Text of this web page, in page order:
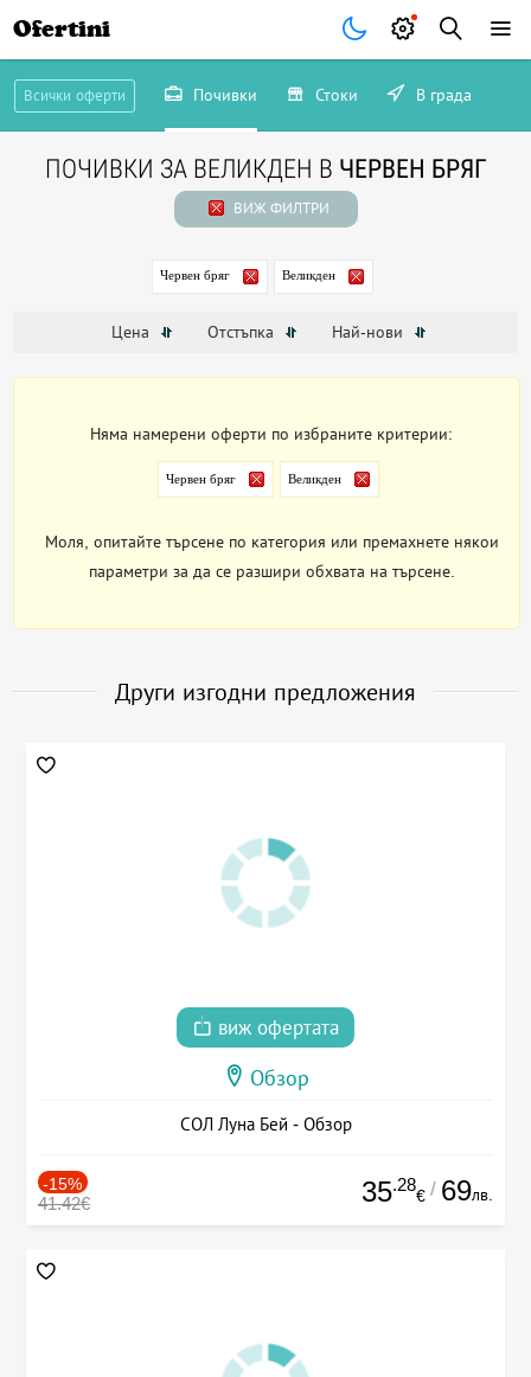
Ofertini
Всички оферти Почивки Стоки В града
ПОЧИВКИ ЗА ВЕЛИКДЕН В ЧЕРВЕН БРЯГ
ВИЖ ФИЛТРИ
Червен бряг Великден
Цена Отстъпка Най-нови
Няма намерени оферти по избраните критерии:
Червен бряг Великден
Моля, опитайте търсене по категория или премахнете някои
параметри за да се разшири обхвата на търсене.
Други изгодни предложения
виж офертата
Обзор
СОЛ Луна Бей - Обзор
-15%
41.42€ 35.28
€ / 69лв.